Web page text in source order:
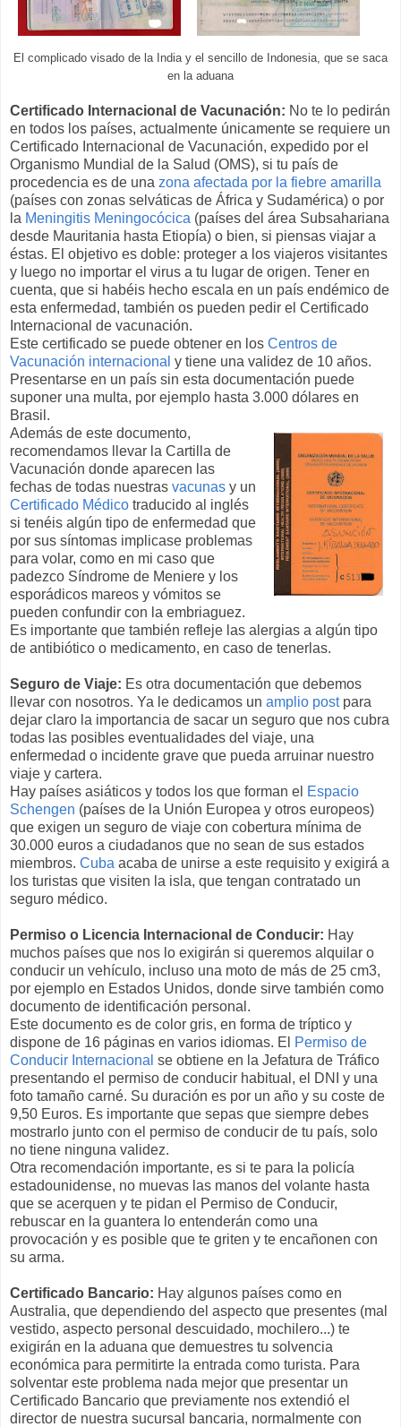
El complicado visado de la India y el sencillo de Indonesia, que se saca
en la aduana
Certificado Internacional de Vacunación: No te lo pedirán
en todos los países, actualmente únicamente se requiere un
Certificado Internacional de Vacunación, expedido por el
Organismo Mundial de la Salud (OMS), si tu país de
procedencia es de una zona afectada por la fiebre amarilla
(países con zonas selváticas de África y Sudamérica) o por
la Meningitis Meningocócica (países del área Subsahariana
desde Mauritania hasta Etiopía) o bien, si piensas viajar a
éstas. El objetivo es doble: proteger a los viajeros visitantes
y luego no importar el virus a tu lugar de origen. Tener en
cuenta, que si habéis hecho escala en un país endémico de
esta enfermedad, también os pueden pedir el Certificado
Internacional de vacunación.
Este certificado se puede obtener en los Centros de
Vacunación internacional y tiene una validez de 10 años.
Presentarse en un país sin esta documentación puede
suponer una multa, por ejemplo hasta 3.000 dólares en
Brasil.
Además de este documento,
recomendamos llevar la Cartilla de
Vacunación donde aparecen las
fechas de todas nuestras vacunas y un
Certificado Médico traducido al inglés
si tenéis algún tipo de enfermedad que
por sus síntomas implicase problemas
para volar, como en mi caso que
padezco Síndrome de Meniere y los
esporádicos mareos y vómitos se
pueden confundir con la embriaguez.
Es importante que también refleje las alergias a algún tipo
de antibiótico o medicamento, en caso de tenerlas.
Seguro de Viaje: Es otra documentación que debemos
llevar con nosotros. Ya le dedicamos un amplio postpara
dejar claro la importancia de sacar un seguro que nos cubra
todas las posibles eventualidades del viaje, una
enfermedad o incidente grave que pueda arruinar nuestro
viaje y cartera.
Hay países asiáticos y todos los que forman el Espacio
Schengen (países de la Unión Europea y otros europeos)
que exigen un seguro de viaje con cobertura mínima de
30.000 euros a ciudadanos que no sean de sus estados
miembros. Cuba acaba de unirse a este requisito y exigirá a
los turistas que visiten la isla, que tengan contratado un
seguro médico.
Permiso o Licencia Internacional de Conducir: Hay
muchos países que nos lo exigirán si queremos alquilar o
conducir un vehículo, incluso una moto de más de 25 cm3,
por ejemplo en Estados Unidos, donde sirve también como
documento de identificación personal.
Este documento es de color gris, en forma de tríptico y
dispone de 16 páginas en varios idiomas. El
Permiso de
Conducir Internacional se obtiene en la Jefatura de Tráfico
presentando el permiso de conducir habitual, el DNI y una
foto tamaño carné. Su duración es por un año y su coste de
9,50 Euros. Es importante que sepas que siempre debes
mostrarlo junto con el permiso de conducir de tu país, solo
no tiene ninguna validez.
Otra recomendación importante, es si te para la policía
estadounidense, no muevas las manos del volante hasta
que se acerquen y te pidan el Permiso de Conducir,
rebuscar en la guantera lo entenderán como una
provocación y es posible que te griten y te encañonen con
su arma.
Certificado Bancario: Hay algunos países como en
Australia, que dependiendo del aspecto que presentes (mal
vestido, aspecto personal descuidado, mochilero...) te
exigirán en la aduana que demuestres tu solvencia
económica para permitirte la entrada como turista. Para
solventar este problema nada mejor que presentar un
Certificado Bancario que previamente nos extendió el
director de nuestra sucursal bancaria, normalmente con